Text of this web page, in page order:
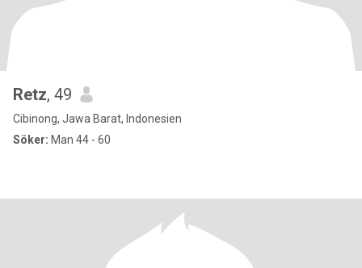
Retz, 49
Cibinong, Jawa Barat, Indonesien
Söker: Man 44 - 60